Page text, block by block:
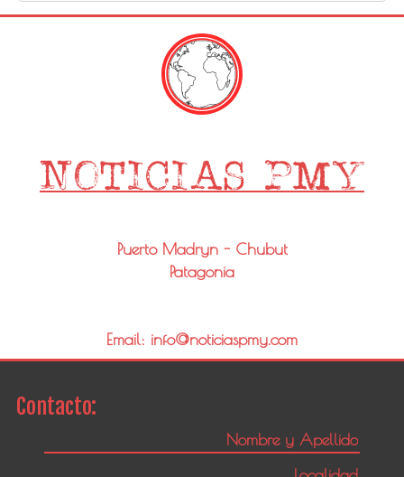
Puerto Madryn - Chubut
Patagonia
Email: info@noticiaspmy.com
Contacto: